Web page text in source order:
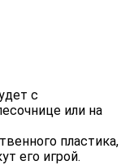
с
или на
пластика,
его игрой.